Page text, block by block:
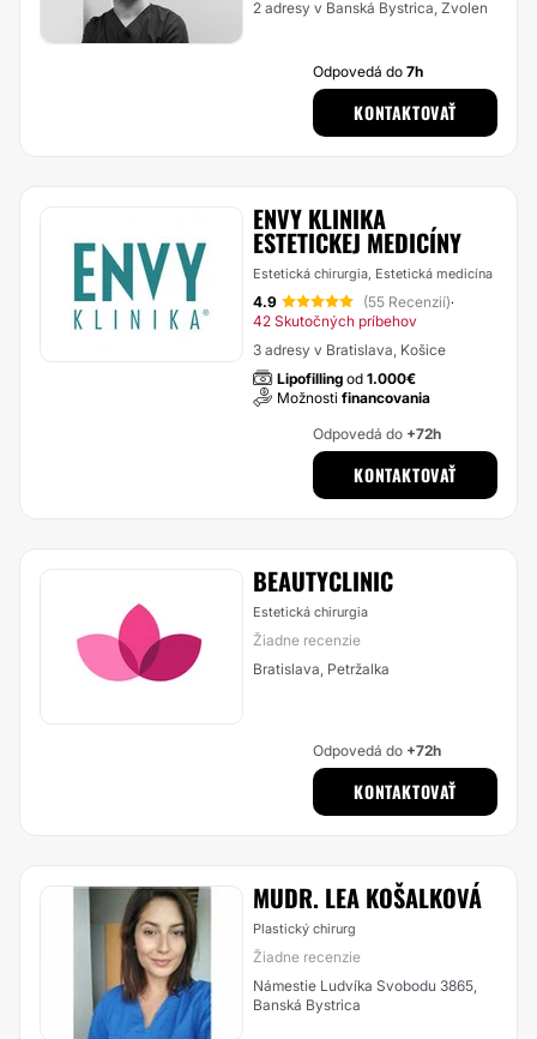
2 adresy v Banská Bystrica, Zvolen
Odpovedá do7h
KONTAKTOVAŤ
ENVY KLINIKA
ESTETICKEJ MEDICÍNY
Estetická chirurgia, Estetická medicína
4.9 (55 Recenzií)·
42 Skutočných príbehov
3 adresy v Bratislava, Košice
Lipofilling od 1.000€
Možnosti financovania
Odpovedá do +72h
KONTAKTOVAŤ
BEAUTYCLINIC
Estetická chirurgia
Žiadne recenzie
Bratislava, Petržalka
Odpovedá do +72h
KONTAKTOVAŤ
MUDR. LEA KOŠALKOVÁ
Plastický chirurg
Žiadne recenzie
Námestie Ludvíka Svobodu 3865,
Banská Bystrica